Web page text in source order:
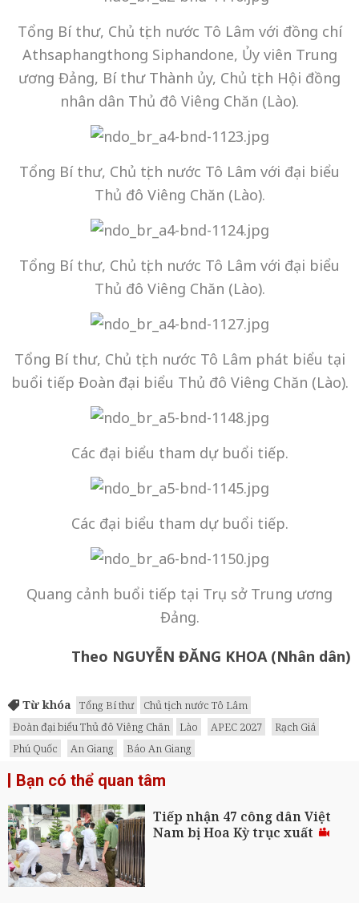
Tổng Bí thư, Chủ tịch nước Tô Lâm với đồng chí
Athsaphangthong Siphandone, Ủy viên Trung
ương Đảng, Bí thư Thành ủy, Chủ tịch Hội đồng
nhân dân Thủ đô Viêng Chăn (Lào).
Tổng Bí thư, Chủ tịch nước Tô Lâm với đại biểu
Thủ đô Viêng Chăn (Lào).
Tổng Bí thư, Chủ tịch nước Tô Lâm với đại biểu
Thủ đô Viêng Chăn (Lào).
Tổng Bí thư, Chủ tịch nước Tô Lâm phát biểu tại
buổi tiếp Đoàn đại biểu Thủ đô Viêng Chăn (Lào).
Các đại biểu tham dự buổi tiếp.
Các đại biểu tham dự buổi tiếp.
Quang cảnh buổi tiếp tại Trụ sở Trung ương
Đảng.
Theo NGUYỄN ĐĂNG KHOA (Nhân dân)
Từ khóa Tổng Bí thư
Chủ tịch nước Tô Lâm
Đoàn đại biểu Thủ đô Viêng Chăn
Lào APEC 2027
Rạch Giá
Phú Quốc
An Giang Báo An Giang
Bạn có thể quan tâm
Tiếp nhận 47 công dân Việt
Nam bị Hoa Kỳ trục xuất